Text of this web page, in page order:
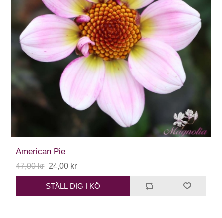
American Pie
47,00 kr 24,00 kr
STÄLL DIG I KÖ